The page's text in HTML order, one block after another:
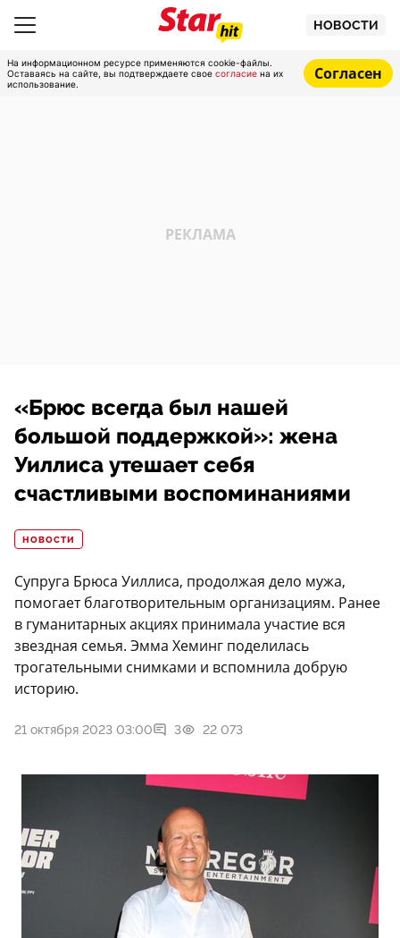
НОВОСТИ
На информационном ресурсе применяются cookie-файлы.
Оставаясь на сайте, вы подтверждаете свое согласие на их
использование.
Согласен
«Брюс всегда был нашей
большой поддержкой»: жена
Уиллиса утешает себя
счастливыми воспоминаниями
НОВОСТИ
Супруга Брюса Уиллиса, продолжая дело мужа,
помогает благотворительным организациям. Ранее
в гуманитарных акциях принимала участие вся
звездная семья. Эмма Хеминг поделилась
трогательными снимками и вспомнила добрую
историю.
21 октября 2023 03:00 3 22 073